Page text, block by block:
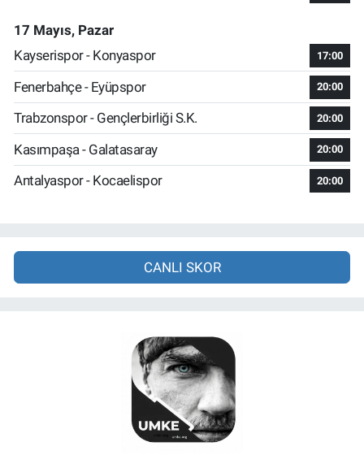
17 Mayıs, Pazar
Kayserispor - Konyaspor
17:00
Fenerbahçe - Eyüpspor 20:00
Trabzonspor - Gençlerbirliği S.K. 20:00
Kasımpaşa - Galatasaray 20:00
Antalyaspor - Kocaelispor 20:00
CANLI SKOR